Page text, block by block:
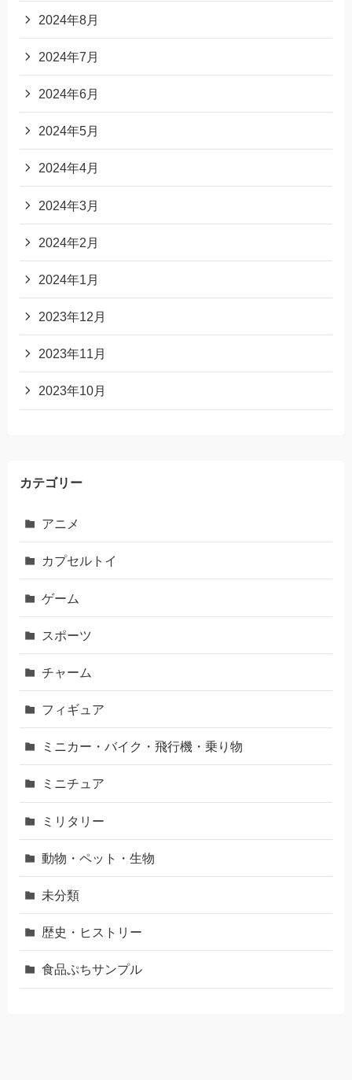
2024年8月
2024年7月
2024年6月
2024年5月
2024年4月
2024年3月
2024年2月
2024年1月
2023年12月
2023年11月
2023年10月
カテゴリー
アニメ
カプセルトイ
ゲーム
スポーツ
チャーム
フィギュア
ミニカー・バイク・飛行機・乗り物
ミニチュア
ミリタリー
動物・ペット・生物
未分類
歴史・ヒストリー
食品ぷちサンプル